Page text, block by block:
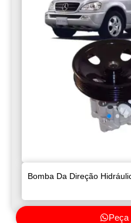
Bomba Da Direção
Peça